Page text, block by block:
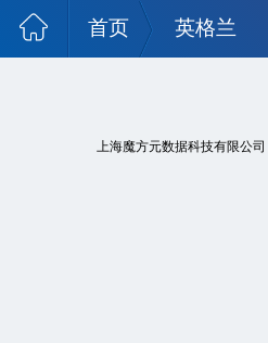
首页 英格兰
上海魔方元数据科技有限公司